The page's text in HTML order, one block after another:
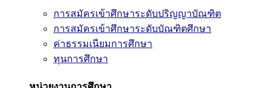
การสมัครเข้าศึกษาระดับปริญญาบัณฑิต
การสมัครเข้าศึกษาระดับบัณฑิตศึกษา
ค่าธรรมเนียมการศึกษา
ทุนการศึกษา